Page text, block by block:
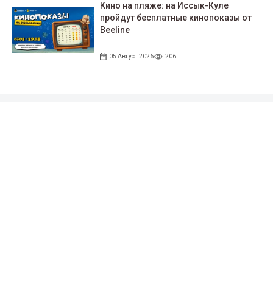
Кино на пляже: на Иссык-Куле
пройдут беcплатные кинопоказы от
Beeline
05 Август 2026 206